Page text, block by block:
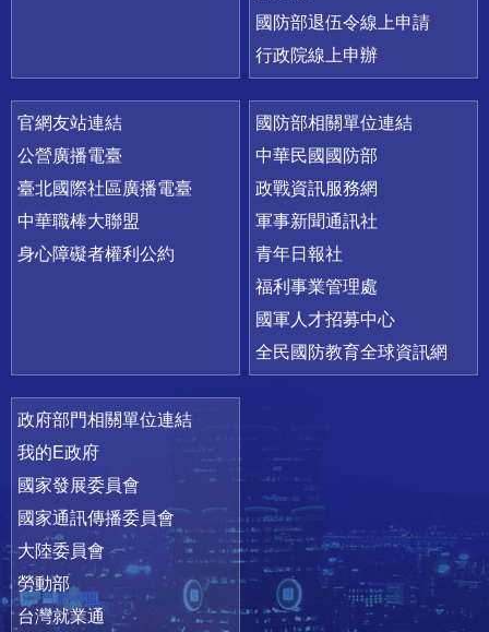
國防部退伍令線上申請
行政院線上申辦
官網友站連結
公營廣播電臺
臺北國際社區廣播電臺
中華職棒大聯盟
身心障礙者權利公約
國防部相關單位連結
中華民國國防部
政戰資訊服務網
軍事新聞通訊社
青年日報社
福利事業管理處
國軍人才招募中心
全民國防教育全球資訊網
政府部門相關單位連結
我的E政府
國家發展委員會
國家通訊傳播委員會
大陸委員會
勞動部
台灣就業通